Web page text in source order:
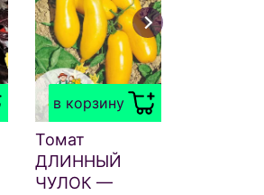
в корзину
Томат
ДЛИННЫЙ
ЧУЛОК —